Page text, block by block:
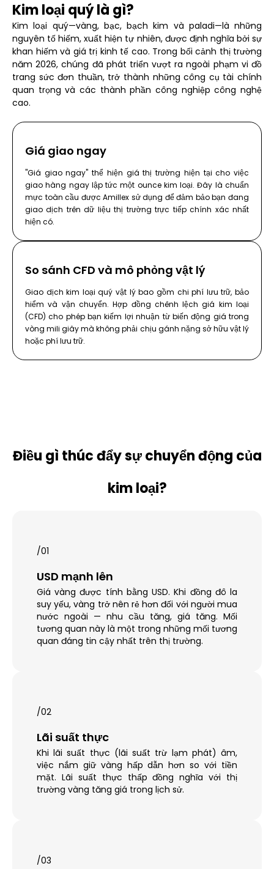
Kim loại quý là gì?
Kim loại quý—vàng, bạc, bạch kim và paladi—là những
nguyên tố hiếm, xuất hiện tự nhiên, được định nghĩa bởi sự
khan hiếm và giá trị kinh tế cao. Trong bối cảnh thị trường
năm 2026, chúng đã phát triển vượt ra ngoài phạm vi đồ
trang sức đơn thuần, trở thành những công cụ tài chính
quan trọng và các thành phần công nghiệp công nghệ
cao.
Giá giao ngay
"Giá giao ngay" thể hiện giá thị trường hiện tại cho việc
giao hàng ngay lập tức một ounce kim loại. Đây là chuẩn
mực toàn cầu được Amillex sử dụng để đảm bảo bạn đang
giao dịch trên dữ liệu thị trường trực tiếp chính xác nhất
hiện có.
So sánh CFD và mô phỏng vật lý
Giao dịch kim loại quý vật lý bao gồm chi phí lưu trữ, bảo
hiểm và vận chuyển. Hợp đồng chênh lệch giá kim loại
(CFD) cho phép bạn kiếm lợi nhuận từ biến động giá trong
vòng mili giây mà không phải chịu gánh nặng sở hữu vật lý
hoặc phí lưu trữ.
Điều gì thúc đẩy sự chuyển động của
kim loại?
/01
USD mạnh lên
Giá vàng được tính bằng USD. Khi đồng đô la
suy yếu, vàng trở nên rẻ hơn đối với người mua
nước ngoài — nhu cầu tăng, giá tăng. Mối
tương quan này là một trong những mối tương
quan đáng tin cậy nhất trên thị trường.
/02
Lãi suất thực
Khi lãi suất thực (lãi suất trừ lạm phát) âm,
việc nắm giữ vàng hấp dẫn hơn so với tiền
mặt. Lãi suất thực thấp đồng nghĩa với thị
trường vàng tăng giá trong lịch sử.
/03